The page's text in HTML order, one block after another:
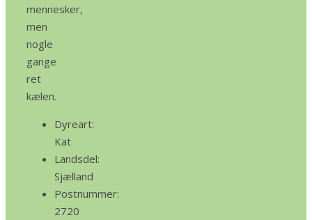
mennesker,
men
nogle
gange
ret
kælen.
Dyreart:
Kat
Landsdel:
Sjælland
Postnummer:
2720